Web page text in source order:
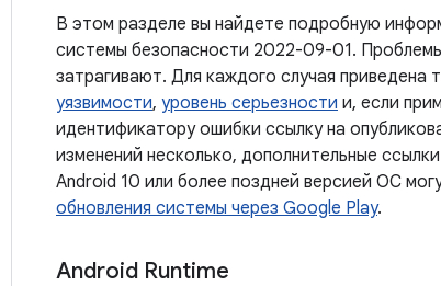
В этом разделе вы найдете подробную
системы безопасности 2022-09-01.
затрагивают. Для каждого случая приведена
уязвимости, уровень серьезности и, если
идентификатору ошибки ссылку на
изменений несколько, дополнительные
Android 10 или более поздней версией ОС
обновления системы через Google Play.
Android Runtime